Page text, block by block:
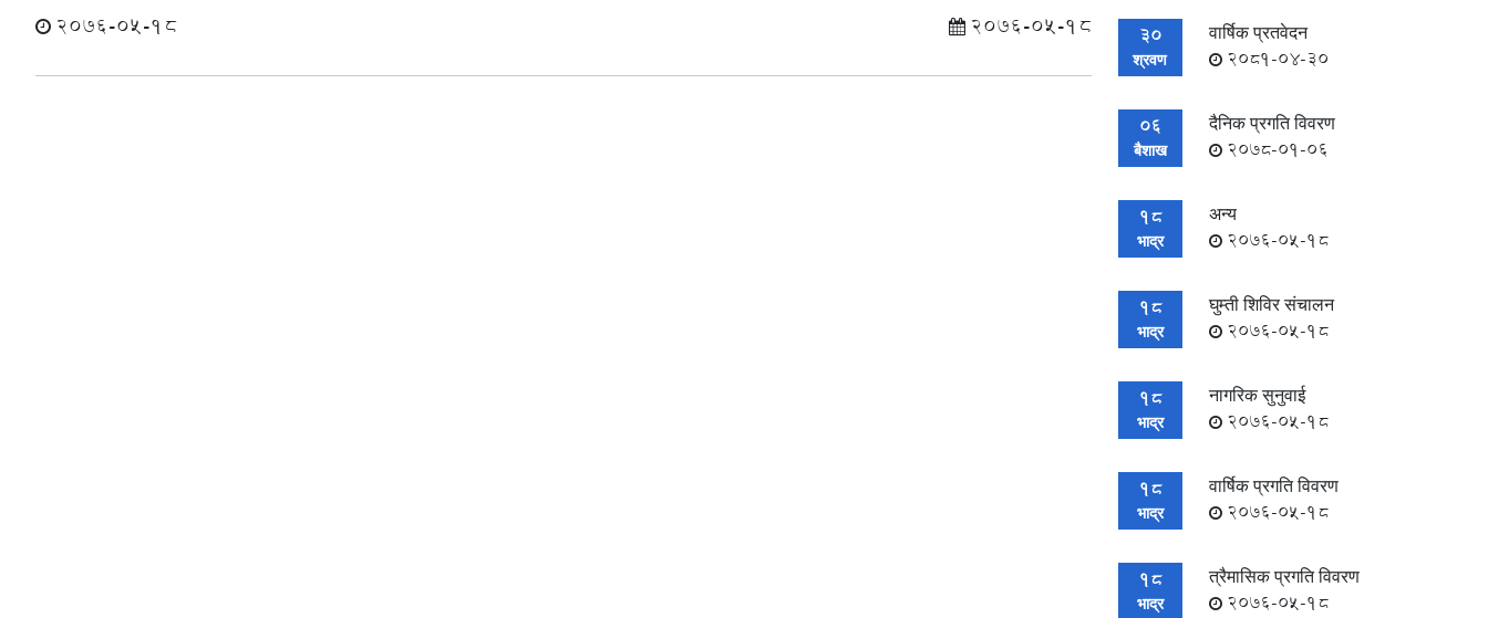
2076-05-18 2076-05-18 30
श्रवण
वार्षिक प्रतवेदन
2081-04-30
06
बैशाख
दैनिक प्रगति विवरण
2078-01-06
18
भाद्र
अन्य
2076-05-18
18
भाद्र
घुम्ती शिविर स‌ंचालन
2076-05-18
18
भाद्र
नागरिक सुनुवाई
2076-05-18
18
भाद्र
वार्षिक प्रगति विवरण
2076-05-18
18
भाद्र
त्रैमासिक प्रगति विवरण
2076-05-18